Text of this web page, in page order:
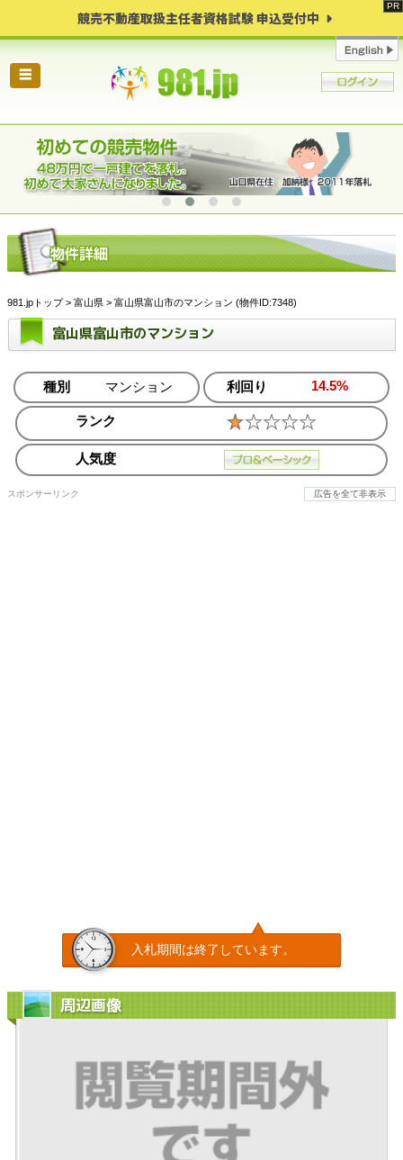
競売不動産取扱主任者資格試験 申込受付中
☰
981.jpトップ> 富山県 > 富山県富山市のマンション (物件ID:7348)
富山県富山市のマンション
種別 マンション 利回り 14.5%
ランク
人気度
スポンサーリンク 広告を全て非表示
入札期間は終了しています。
周辺画像